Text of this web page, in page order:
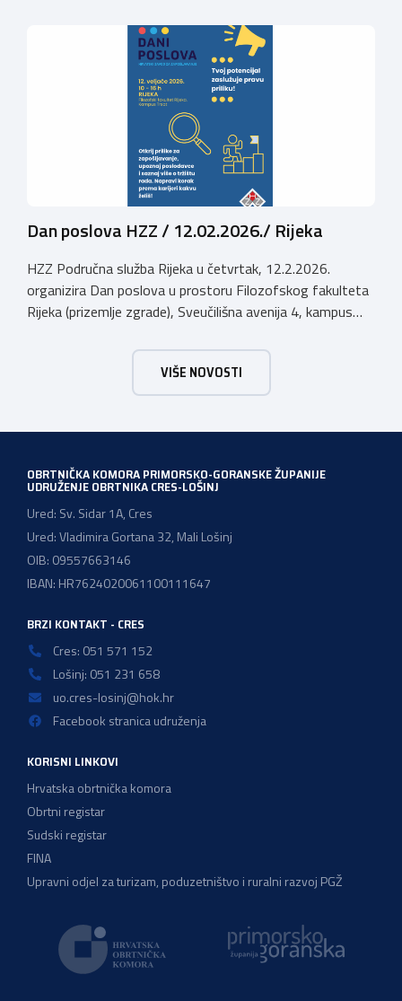
u Gospiću i prerasla je u najznačajnjiju gospodarsku,
kulturnu i etno manifestaciju na području Ličko-senjske
županije. Organizator izložbe […]
Dan poslova HZZ / 12.02.2026./ Rijeka
HZZ Područna služba Rijeka u četvrtak, 12.2.2026.
organizira Dan poslova u prostoru Filozofskog fakulteta
Rijeka (prizemlje zgrade), Sveučilišna avenija 4, kampus
sajamsko-edukativno događanje koje za cilj ima: Što Dan
poslova nudi: U okviru Dana poslova, HZZ, Područna
služba Rijeka održati će prezentaciju o mjerama […]
VIŠE NOVOSTI
OBRTNIČKA KOMORA PRIMORSKO-GORANSKE ŽUPANIJE
UDRUŽENJE OBRTNIKA CRES-LOŠINJ
Ured: Sv. Sidar 1A, Cres
Ured: Vladimira Gortana 32, Mali Lošinj
OIB: 09557663146
IBAN: HR7624020061100111647
BRZI KONTAKT - CRES
Cres: 051 571 152
Lošinj: 051 231 658
uo.cres-losinj@hok.hr
Facebook stranica udruženja
KORISNI LINKOVI
Hrvatska obrtnička komora
Obrtni registar
Sudski registar
FINA
Upravni odjel za turizam, poduzetništvo i ruralni razvoj PGŽ